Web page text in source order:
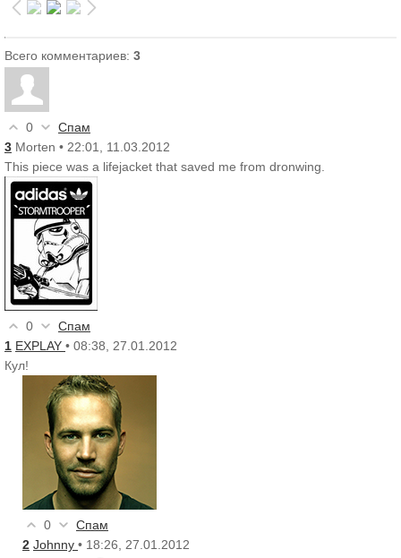
Всего комментариев: 3
0
Спам
3 Morten • 22:01, 11.03.2012
This piece was a lifejacket that saved me from dronwing.
0
Спам
1 EXPLAY • 08:38, 27.01.2012
Кул!
0
Спам
2 Johnny • 18:26, 27.01.2012